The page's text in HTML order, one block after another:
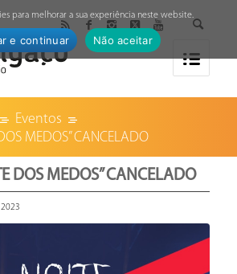
Eventos
MEDOS” CANCELADO
DOS MEDOS” CANCELADO
para melhorar a sua experiência neste website.
e continuar Não aceitar